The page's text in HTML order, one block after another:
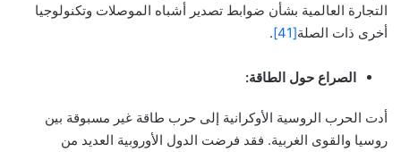
التجارة العالمية بشأن ضوابط تصدير أشباه الموصلات وتكنولوجيا
أخرى ذات الصلة[41]
.
الصراع حول الطاقة:
أدت الحرب الروسية الأوكرانية إلى حرب طاقة غير مسبوقة بين
روسيا والقوى الغربية. فقد فرضت الدول الأوروبية العديد من